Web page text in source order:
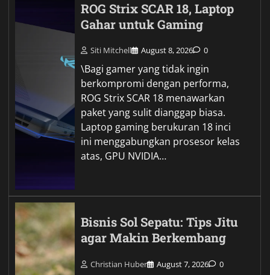
ROG Strix SCAR 18, Laptop
Gahar untuk Gaming
Siti Mitchell August 8, 2026 0
\Bagi gamer yang tidak ingin
berkompromi dengan performa,
ROG Strix SCAR 18 menawarkan
paket yang sulit dianggap biasa.
Laptop gaming berukuran 18 inci
ini menggabungkan prosesor kelas
atas, GPU NVIDIA…
Bisnis Sol Sepatu: Tips Jitu
agar Makin Berkembang
Christian Huber August 7, 2026 0